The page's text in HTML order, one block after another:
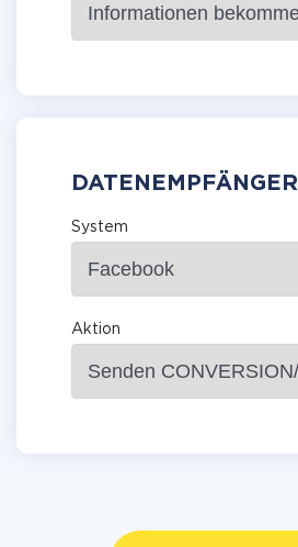
DATENEMPFÄNGER
System
Aktion